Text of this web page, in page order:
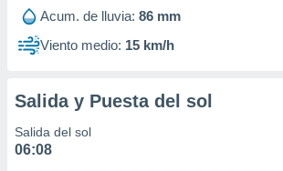
1199
Acum. de lluvia: 86 mm
Viento medio: 15 km/h
Salida y Puesta del sol
Salida del sol
06:08